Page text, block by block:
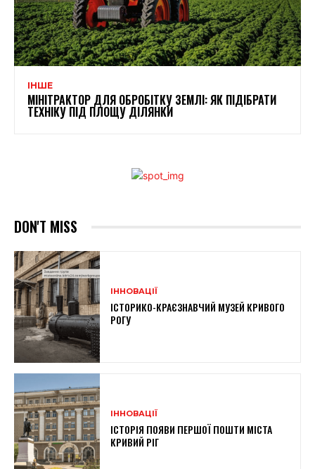
ІНШЕ
МІНІТРАКТОР ДЛЯ ОБРОБІТКУ ЗЕМЛІ: ЯК ПІДІБРАТИ
ТЕХНІКУ ПІД ПЛОЩУ ДІЛЯНКИ
DON'T MISS
ІННОВАЦІЇ
ІСТОРИКО-КРАЄЗНАВЧИЙ МУЗЕЙ КРИВОГО
РОГУ
ІННОВАЦІЇ
ІСТОРІЯ ПОЯВИ ПЕРШОЇ ПОШТИ МІСТА
КРИВИЙ РІГ